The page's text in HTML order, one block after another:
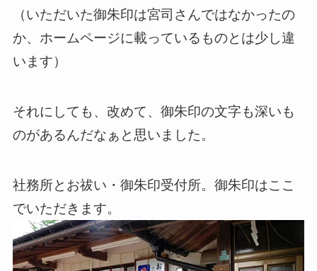
（いただいた御朱印は宮司さんではなかったの
か、ホームページに載っているものとは少し違
います）
それにしても、改めて、御朱印の文字も深いも
のがあるんだなぁと思いました。
社務所とお祓い・御朱印受付所。御朱印はここ
でいただきます。